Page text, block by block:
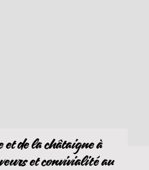
et de la châtaigne à
et convivialité au